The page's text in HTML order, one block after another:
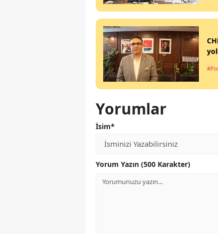
Yorumlar
İsim*
Yorum Yazın (500 Karakter)